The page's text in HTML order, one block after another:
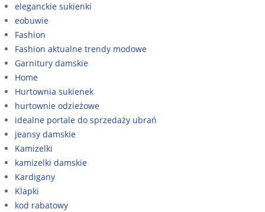
eleganckie sukienki
eobuwie
Fashion
Fashion aktualne trendy modowe
Garnitury damskie
Home
Hurtownia sukienek
hurtownie odzieżowe
idealne portale do sprzedaży ubrań
jeansy damskie
Kamizelki
kamizelki damskie
Kardigany
Klapki
kod rabatowy